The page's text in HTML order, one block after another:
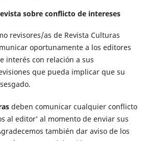
sobre conflicto de intereses
revisores/as de Revista Culturas
oportunamente a los editores
interés con relación a sus
que pueda implicar que su
deben comunicar cualquier conflicto
al editor’ al momento de enviar sus
también dar aviso de los